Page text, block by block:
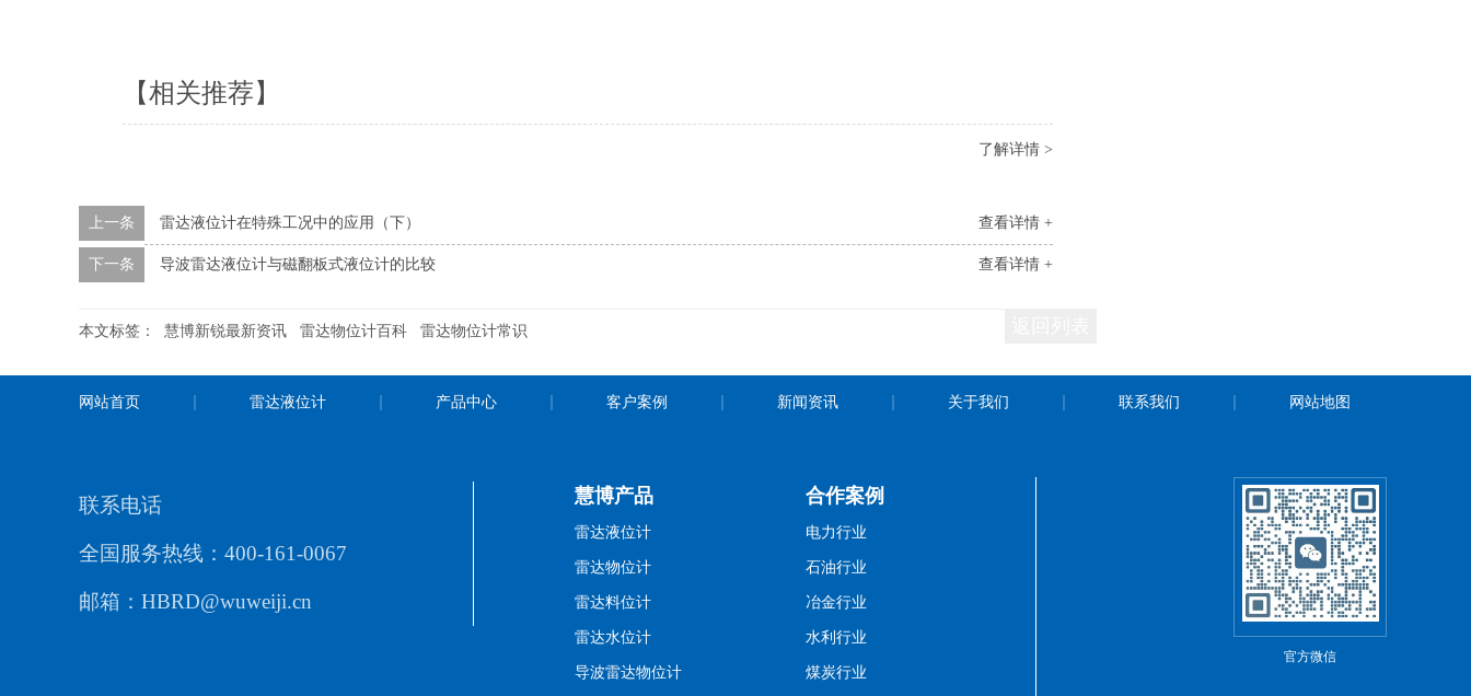
【相关推荐】
了解详情 >
查看详情 +
上一条 雷达液位计在特殊工况中的应用（下）
查看详情 +
下一条 导波雷达液位计与磁翻板式液位计的比较
本文标签： 慧博新锐最新资讯 雷达物位计百科 雷达物位计常识
网站首页 雷达液位计 产品中心 客户案例 新闻资讯 关于我们 联系我们 网站地图
联系电话
全国服务热线：400-161-0067
邮箱：HBRD@wuweiji.cn
慧博产品
雷达液位计
雷达物位计
雷达料位计
雷达水位计
导波雷达物位计
合作案例
电力行业
石油行业
冶金行业
水利行业
煤炭行业
官方微信